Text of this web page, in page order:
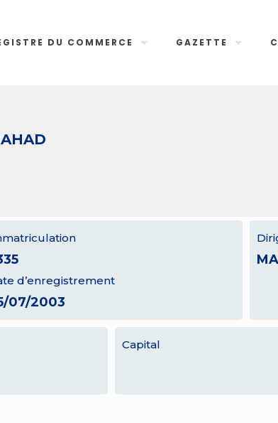
DU COMMERCE GAZETTE
d’enregistrement
07/2003
Capital